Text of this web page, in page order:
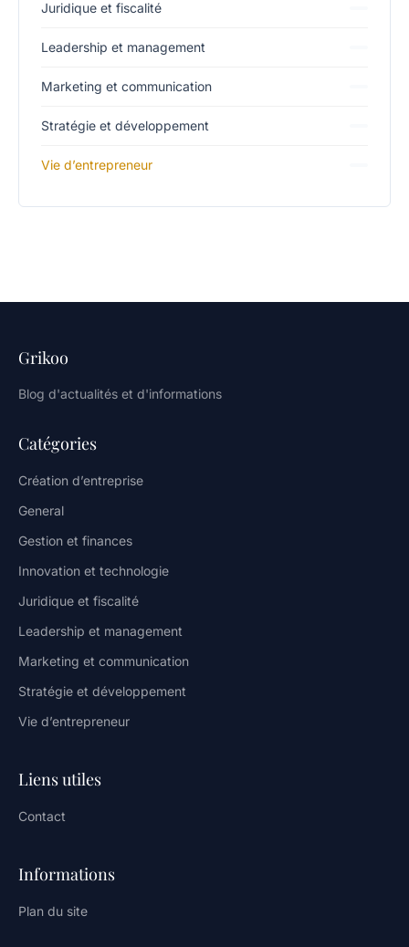
Juridique et fiscalité
Leadership et management
Marketing et communication
Stratégie et développement
Vie d’entrepreneur
Grikoo
Blog d'actualités et d'informations
Catégories
Création d’entreprise
General
Gestion et finances
Innovation et technologie
Juridique et fiscalité
Leadership et management
Marketing et communication
Stratégie et développement
Vie d’entrepreneur
Liens utiles
Contact
Informations
Plan du site